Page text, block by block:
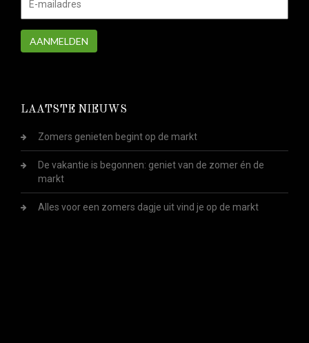
AANMELDEN
LAATSTE NIEUWS
Zomers genieten begint op de markt
De vakantie is begonnen: geniet van de zomer én de
markt
Alles voor een zomers dagje uit vind je op de markt